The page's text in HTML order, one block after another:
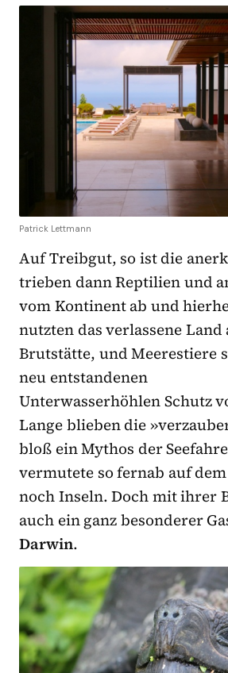
Patrick Lettmann
Auf Treibgut, so ist die
trieben dann Reptilien und
vom Kontinent ab und
nutzten das verlassene Land
Brutstätte, und Meerestiere
neu entstandenen
Unterwasserhöhlen Schutz
Lange blieben die
bloß ein Mythos der
vermutete so fernab auf
noch Inseln. Doch mit ihrer
auch ein ganz besonderer
Darwin.